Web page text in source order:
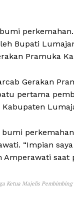
Bupati
Pramuka
Gerakan
pertama
Kabupaten
“Impian
Amperawati
Ketua Majelis